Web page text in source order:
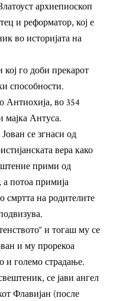
архиепиоскоп
и реформатор, кој е
во историјата на
кој го доби прекарот
способности.
Антиохија, во 354
мајка Антуса.
се згнаси од
вера како
прими од
потоа примија
на родителите
и тогаш му се
и му прорекоа
и големо страдање.
се јави ангел
Флавијан (после